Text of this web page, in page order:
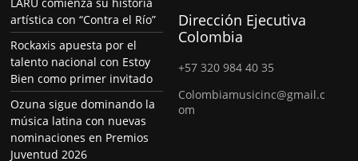
artística con “Contra el Río”
Rockaxis apuesta por el
talento nacional con Estoy
Bien como primer invitado
Ozuna sigue dominando la
música latina con nuevas
nominaciones en Premios
Juventud 2026
Dirección Ejecutiva
Colombia
+57 320 984 40 35
Colombiamusicinc@gmail.c
om